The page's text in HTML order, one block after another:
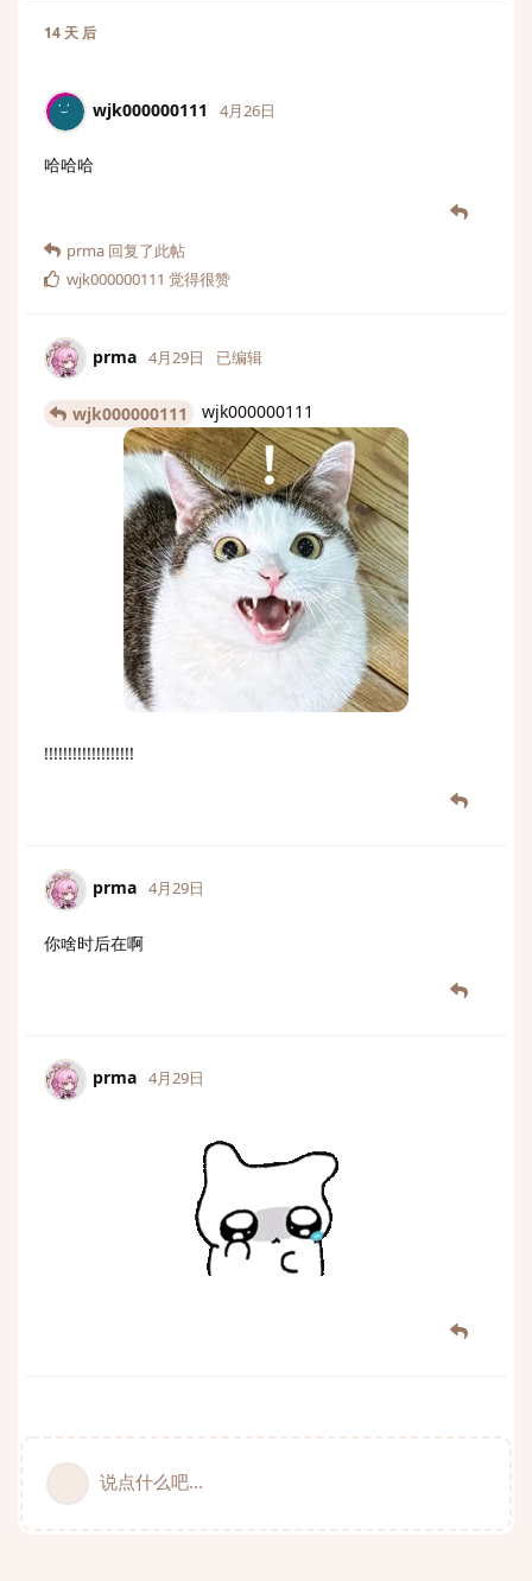
14 天 后
wjk000000111 4月26日
哈哈哈
prma 回复了此帖
wjk000000111 觉得很赞
prma 4月29日 已编辑
wjk000000111 wjk000000111
!!!!!!!!!!!!!!!!!!!
prma 4月29日
你啥时后在啊
prma 4月29日
说点什么吧...